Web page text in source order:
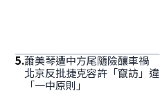
5.蕭美琴遭中方尾隨險釀車禍
北京反批捷克容許「竄訪」違
「一中原則」